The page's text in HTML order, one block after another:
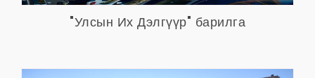
"Улсын Их Дэлгүүр" барилга